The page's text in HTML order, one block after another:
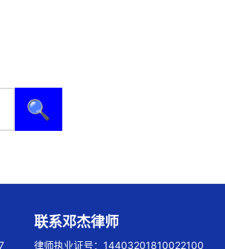
🔍
联系邓杰律师
律师执业证号：14403201810022100